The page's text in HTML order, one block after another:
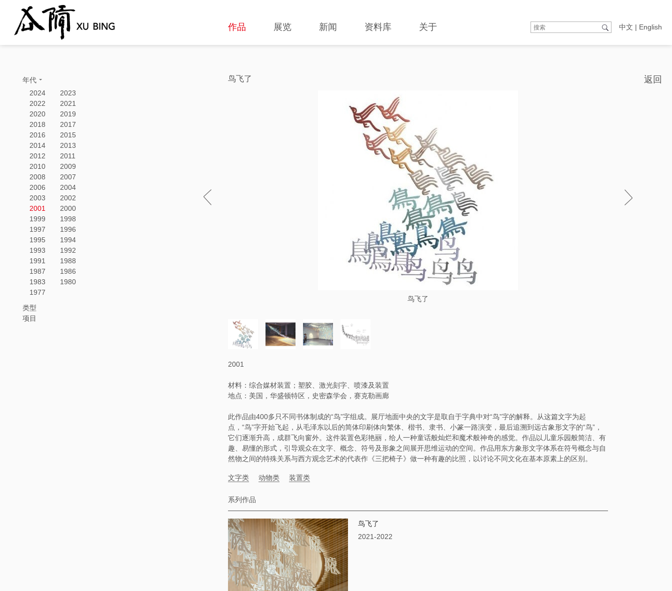
作品 展览 新闻 资料库 关于 中文 | English
年代
2024
2023
2022
2021
2020
2019
2018
2017
2016
2015
2014
2013
2012
2011
2010
2009
2008
2007
2006
2004
2003
2002
2001
2000
1999
1998
1997
1996
1995
1994
1993
1992
1991
1988
1987
1986
1983
1980
1977
类型
项目
返回
鸟飞了
鸟飞了
2001
材料：综合媒材装置；塑胶、激光刻字、喷漆及装置
地点：美国，华盛顿特区，史密森学会，赛克勒画廊
此作品由400多只不同书体制成的“鸟”字组成。展厅地面中央的文字是取自于字典中对“鸟”字的解释。从这篇文字为起
点，“鸟”字开始飞起，从毛泽东以后的简体印刷体向繁体、楷书、隶书、小篆一路演变，最后追溯到远古象形文字的“鸟”，
它们逐渐升高，成群飞向窗外。这件装置色彩艳丽，给人一种童话般灿烂和魔术般神奇的感觉。作品以儿童乐园般简洁、有
趣、易懂的形式，引导观众在文字、概念、符号及形象之间展开思维运动的空间。作品用东方象形文字体系在符号概念与自
然物之间的特殊关系与西方观念艺术的代表作《三把椅子》做一种有趣的比照，以讨论不同文化在基本原素上的区别。
文字类 动物类 装置类
系列作品
鸟飞了
2021-2022